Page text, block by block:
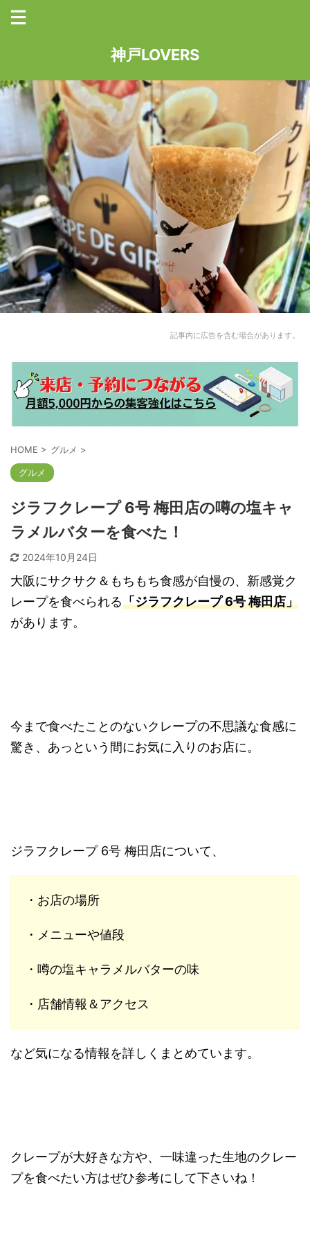
神戸LOVERS
記事内に広告を含む場合があります。
HOME > グルメ >
グルメ
ジラフクレープ 6号 梅田店の噂の塩キャ
ラメルバターを食べた！
2024年10月24日
大阪にサクサク＆もちもち食感が自慢の、新感覚ク
レープを食べられる「ジラフクレープ 6号 梅田店」
があります。
今まで食べたことのないクレープの不思議な食感に
驚き、あっという間にお気に入りのお店に。
ジラフクレープ 6号 梅田店について、
・お店の場所
・メニューや値段
・噂の塩キャラメルバターの味
・店舗情報＆アクセス
など気になる情報を詳しくまとめています。
クレープが大好きな方や、一味違った生地のクレー
プを食べたい方はぜひ参考にして下さいね！